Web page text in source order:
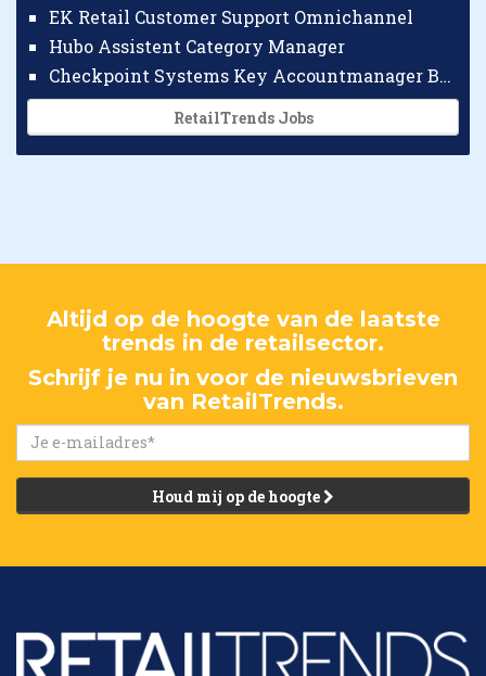
EK Retail Customer Support Omnichannel
Hubo Assistent Category Manager
Checkpoint Systems Key Accountmanager Benelux
RetailTrends Jobs
Altijd op de hoogte van de laatste
trends in de retailsector.
Schrijf je nu in voor de nieuwsbrieven
van RetailTrends.
Houd mij op de hoogte